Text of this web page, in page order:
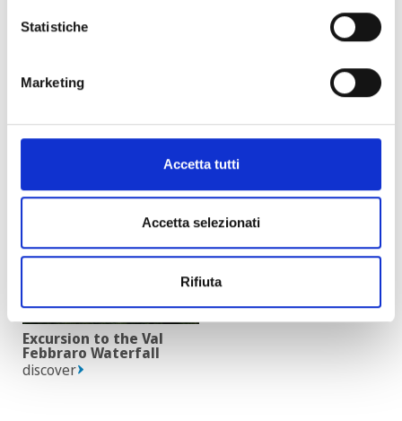
Statistiche
Marketing
Accetta tutti
Accetta selezionati
Rifiuta
Take a look at these excursions
Excursion to the Val
Febbraro Waterfall
discover